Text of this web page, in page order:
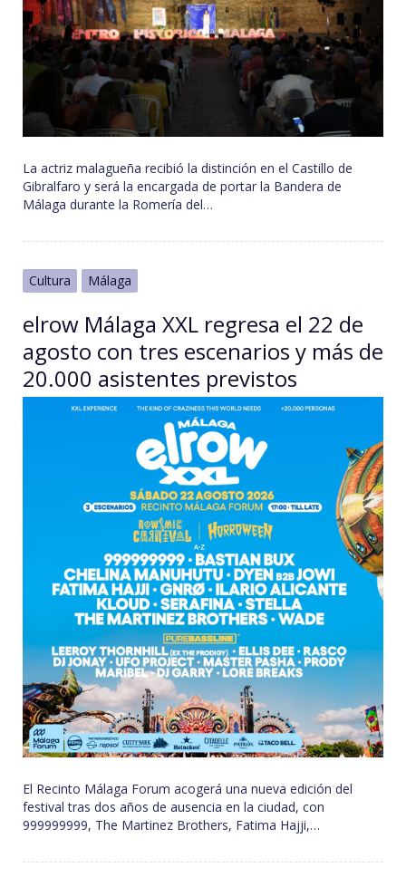
La actriz malagueña recibió la distinción en el Castillo de
Gibralfaro y será la encargada de portar la Bandera de
Málaga durante la Romería del…
Cultura Málaga
elrow Málaga XXL regresa el 22 de
agosto con tres escenarios y más de
20.000 asistentes previstos
El Recinto Málaga Forum acogerá una nueva edición del
festival tras dos años de ausencia en la ciudad, con
999999999, The Martinez Brothers, Fatima Hajji,…